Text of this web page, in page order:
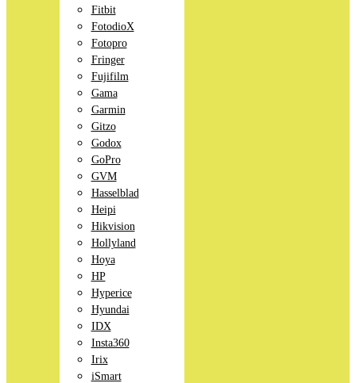
Fitbit
FotodioX
Fotopro
Fringer
Fujifilm
Gama
Garmin
Gitzo
Godox
GoPro
GVM
Hasselblad
Heipi
Hikvision
Hollyland
Hoya
HP
Hyperice
Hyundai
IDX
Insta360
Irix
iSmart